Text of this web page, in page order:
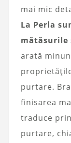
mai mic
La Perla
mătăsurile
arată
purtare.
finisarea
traduce
purtare,